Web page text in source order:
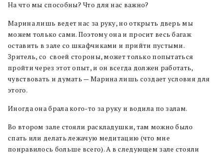
На что мы способны? Что для нас важно?
Марина лишь ведет нас за руку, но открыть дверь мы
можем только сами. Поэтому она и просит весь багаж
оставить в зале со шкафчиками и прийти пустыми.
Зритель, со своей стороны, может только попытаться
пройти через этот опыт, и он всегда должен работать,
чувствовать и думать — Марина лишь создает условия для
этого.
Иногда она брала кого-то за руку и водила по залам.
Во втором зале стояли раскладушки, там можно было
спать или делать лежачую медитацию (что мне
понравилось больше всего). А в следующем зале стояли